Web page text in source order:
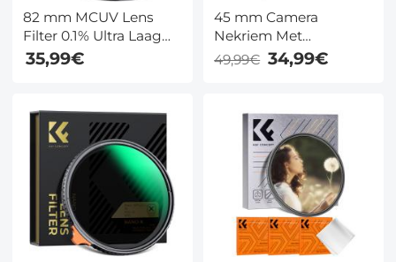
82 mm MCUV Lens
Filter 0.1% Ultra Laag
Reflectievermogen Met
Serie
35,99€
45 mm Camera
Nekriem Met
Snelsluiting Voor
Compatibel Voor
Nikon Canon Sony
Olympus DSLR
Camera Wit
49,99€ 34,99€